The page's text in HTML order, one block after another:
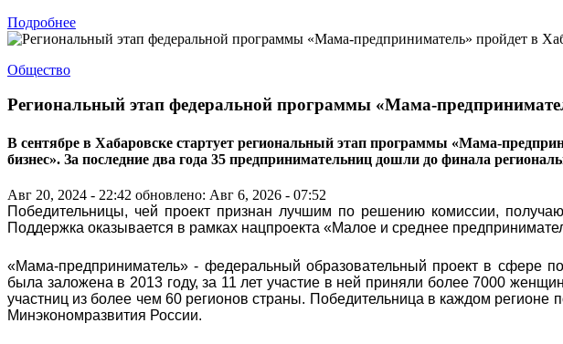
Подробнее
Общество
Региональный этап федеральной программы «Мама-
В сентябре в Хабаровске стартует региональный этап программы «Мама-
бизнес». За последние два года 35 предпринимательниц дошли до финала
Авг 20, 2024 - 22:42 обновлено: Авг 6, 2026 - 07:52
Победительницы, чей проект признан лучшим по решению комиссии,
Поддержка оказывается в рамках нацпроекта «Малое и среднее
«Мама-предприниматель» - федеральный образовательный проект в сфере
была заложена в 2013 году, за 11 лет участие в ней приняли более 7000
участниц из более чем 60 регионов страны. Победительница в каждом
Минэкономразвития России.